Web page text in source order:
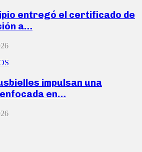
entregó el certificado de
a…
impulsan una
en…